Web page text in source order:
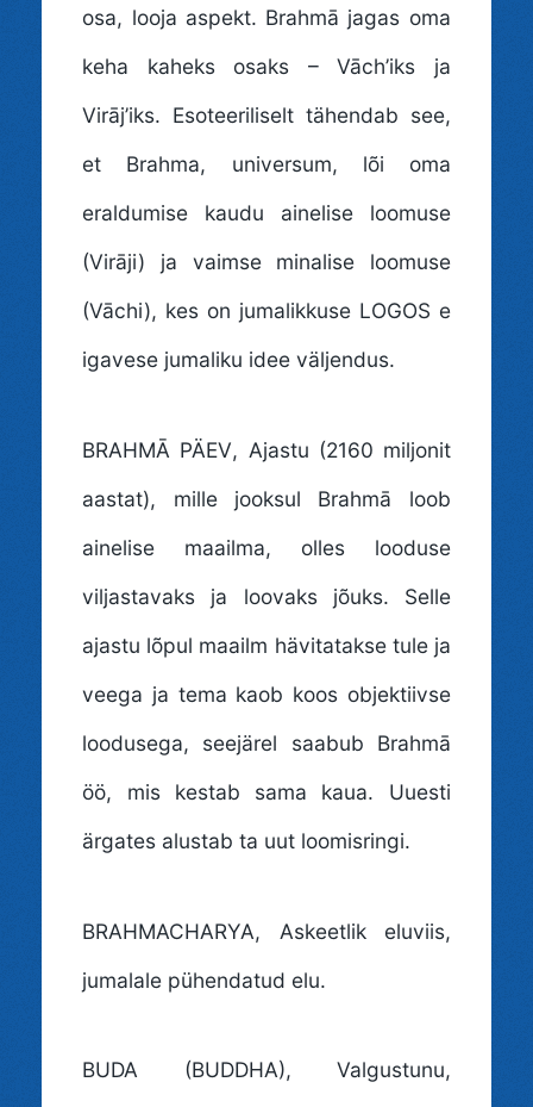
osa, looja aspekt. Brahmā jagas oma
keha kaheks osaks – Vāch’iks ja
Virāj’iks. Esoteeriliselt tähendab see,
et Brahma, universum, lõi oma
eraldumise kaudu ainelise loomuse
(Virāji) ja vaimse minalise loomuse
(Vāchi), kes on jumalikkuse LOGOS e
igavese jumaliku idee väljendus.
BRAHMĀ PÄEV, Ajastu (2160 miljonit
aastat), mille jooksul Brahmā loob
ainelise maailma, olles looduse
viljastavaks ja loovaks jõuks. Selle
ajastu lõpul maailm hävitatakse tule ja
veega ja tema kaob koos objektiivse
loodusega, seejärel saabub Brahmā
öö, mis kestab sama kaua. Uuesti
ärgates alustab ta uut loomisringi.
BRAHMACHARYA, Askeetlik eluviis,
jumalale pühendatud elu.
BUDA (BUDDHA), Valgustunu,